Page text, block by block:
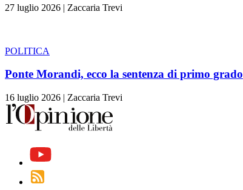
27 luglio 2026 | Zaccaria Trevi
POLITICA
Ponte Morandi, ecco la sentenza di primo grado
16 luglio 2026 | Zaccaria Trevi